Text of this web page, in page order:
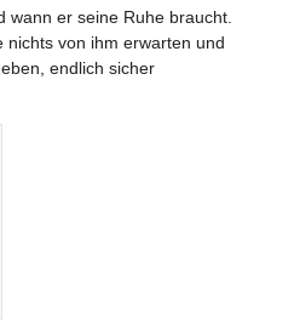
wann er seine Ruhe braucht.
nichts von ihm erwarten und
endlich sicher